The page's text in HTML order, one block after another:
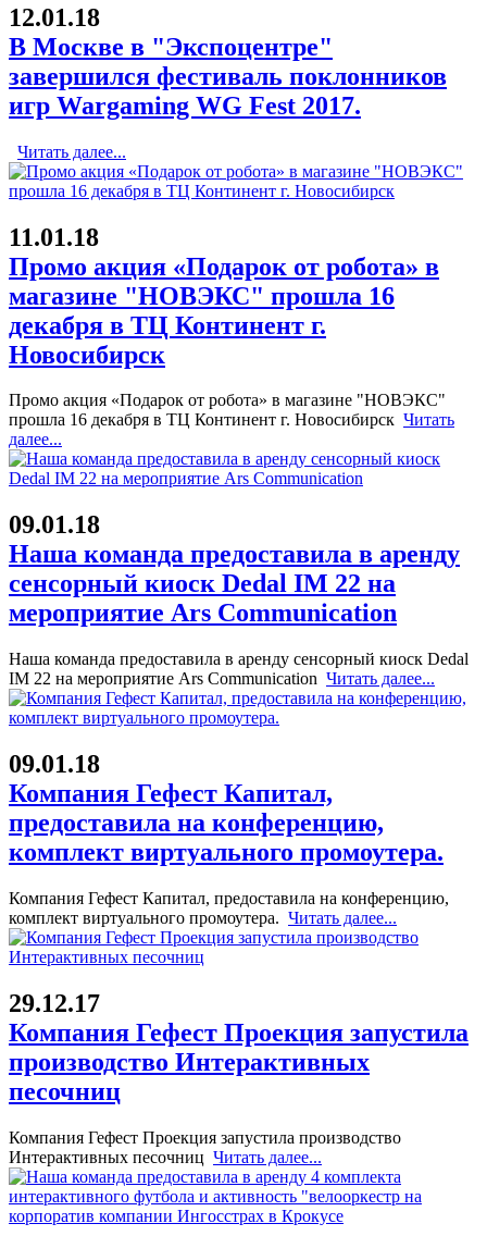
12.01.18
В Москве в "Экспоцентре"
завершился фестиваль поклонников
игр Wargaming WG Fest 2017.
Читать далее...
11.01.18
Промо акция «Подарок от робота» в
магазине "НОВЭКС" прошла 16
декабря в ТЦ Континент г.
Новосибирск
Промо акция «Подарок от робота» в магазине "НОВЭКС"
прошла 16 декабря в ТЦ Континент г. Новосибирск Читать
далее...
09.01.18
Наша команда предоставила в аренду
сенсорный киоск Dedal IM 22 на
мероприятие Ars Communication
Наша команда предоставила в аренду сенсорный киоск Dedal
IM 22 на мероприятие Ars Communication Читать далее...
09.01.18
Компания Гефест Капитал,
предоставила на конференцию,
комплект виртуального промоутера.
Компания Гефест Капитал, предоставила на конференцию,
комплект виртуального промоутера. Читать далее...
29.12.17
Компания Гефест Проекция запустила
производство Интерактивных
песочниц
Компания Гефест Проекция запустила производство
Интерактивных песочниц Читать далее...